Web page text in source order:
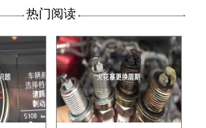
热门阅读